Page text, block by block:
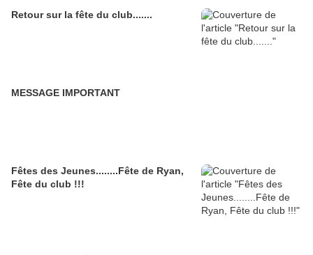
Retour sur la fête du club.......
MESSAGE IMPORTANT
Fêtes des Jeunes........Fête de Ryan,
Fête du club !!!